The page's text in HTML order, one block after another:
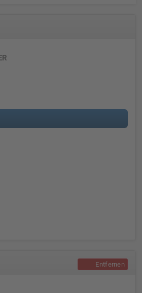
Entfernen